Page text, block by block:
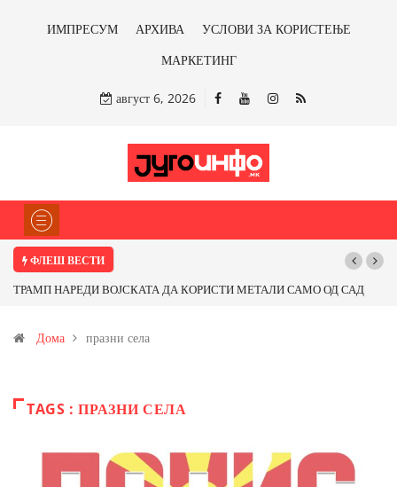
ИМПРЕСУМ АРХИВА
УСЛОВИ ЗА КОРИСТЕЊЕ
МАРКЕТИНГ
август 6, 2026
ФЛЕШ ВЕСТИ
ТРАМП НАРЕДИ ВОЈСКАТА ДА КОРИСТИ МЕТАЛИ САМО ОД САД
Иловица и со антимонот?
Дома празни села
TAGS : ПРАЗНИ СЕЛА